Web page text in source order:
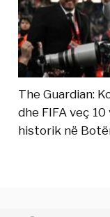
The Guardian:
dhe FIFA veç
historik në